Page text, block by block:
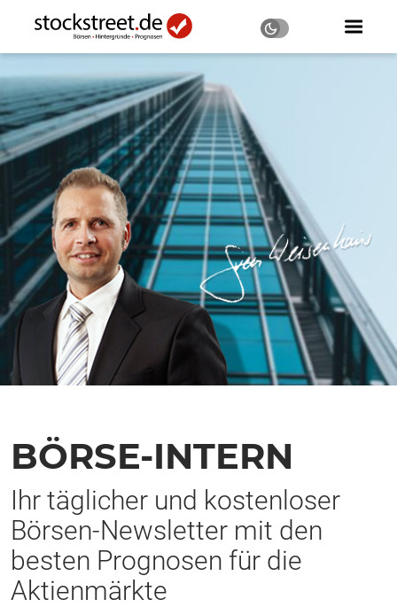
BÖRSE-INTERN
Ihr täglicher und kostenloser
Börsen-Newsletter mit den
besten Prognosen für die
Aktienmärkte